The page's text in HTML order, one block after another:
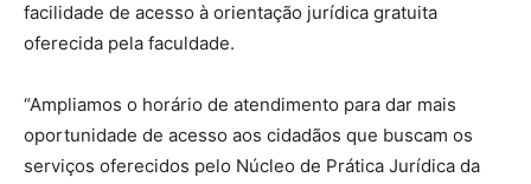
facilidade de acesso à orientação jurídica gratuita
oferecida pela faculdade.
“Ampliamos o horário de atendimento para dar mais
oportunidade de acesso aos cidadãos que buscam os
serviços oferecidos pelo Núcleo de Prática Jurídica da